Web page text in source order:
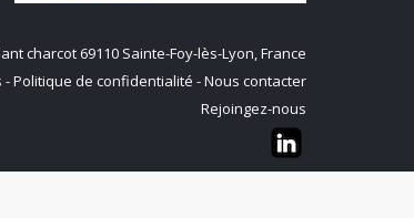
charcot 69110 Sainte-Foy-lès-Lyon, France
-Politique de confidentialité -Nous contacter
Rejoingez-nous